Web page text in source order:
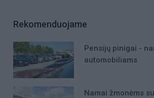
Rekomenduojame
Pensijų pinigai -
automobiliams
Namai žmonėms